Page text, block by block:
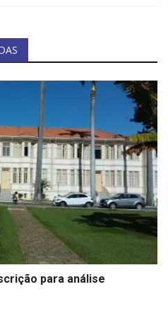
para análise